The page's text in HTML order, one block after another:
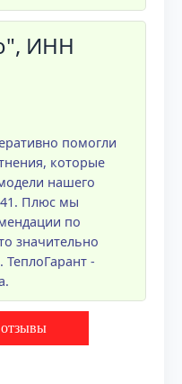
ИНН
помогли
которые
нашего
Плюс мы
по
значительно
-